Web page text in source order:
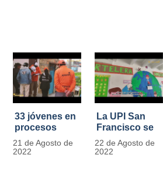
33 jóvenes en
procesos
legales por
tensiones con
21 de Agosto de
2022
La UPI San
Francisco se
llena de color
y vida con la
22 de Agosto de
2022